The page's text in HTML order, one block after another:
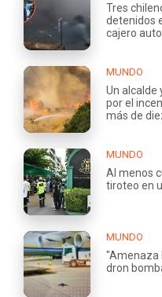
Tres
detenidos
cajero
MUNDO
Un alcalde
por el
más de
MUNDO
Al menos
tiroteo en
MUNDO
"Amenaza
dron